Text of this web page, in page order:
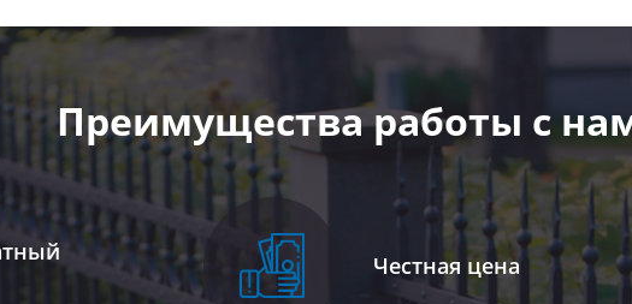
Преимущества работы с
Честная цена